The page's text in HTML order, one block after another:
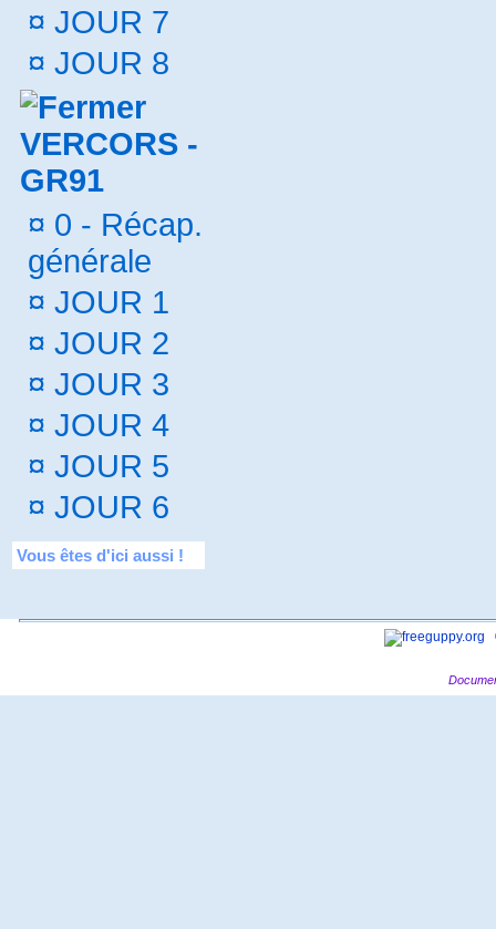
¤ JOUR 7
¤ JOUR 8
VERCORS -
GR91
¤ 0 - Récap.
générale
¤ JOUR 1
¤ JOUR 2
¤ JOUR 3
¤ JOUR 4
¤ JOUR 5
¤ JOUR 6
Vous êtes d'ici aussi !